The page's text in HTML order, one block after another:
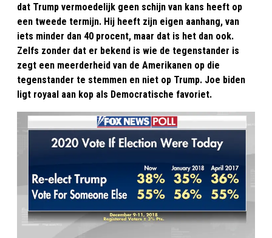
dat Trump vermoedelijk geen schijn van kans heeft op
een tweede termijn. Hij heeft zijn eigen aanhang, van
iets minder dan 40 procent, maar dat is het dan ook.
Zelfs zonder dat er bekend is wie de tegenstander is
zegt een meerderheid van de Amerikanen op die
tegenstander te stemmen en niet op Trump. Joe biden
ligt royaal aan kop als Democratische favoriet.